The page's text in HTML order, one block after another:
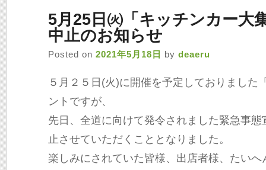
皆様のお越しを、お待ちしております！
『かりんとう饅頭cafe森下松風庵』
であえーる岩見沢１階
営業時間 9：00～18：00(かりんとう饅頭
ＴＥＬ 0126-38-5822